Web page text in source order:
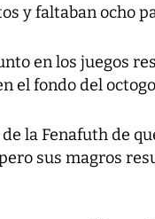
y faltaban ocho
en los juegos
el fondo del
la Fenafuth de
sus magros